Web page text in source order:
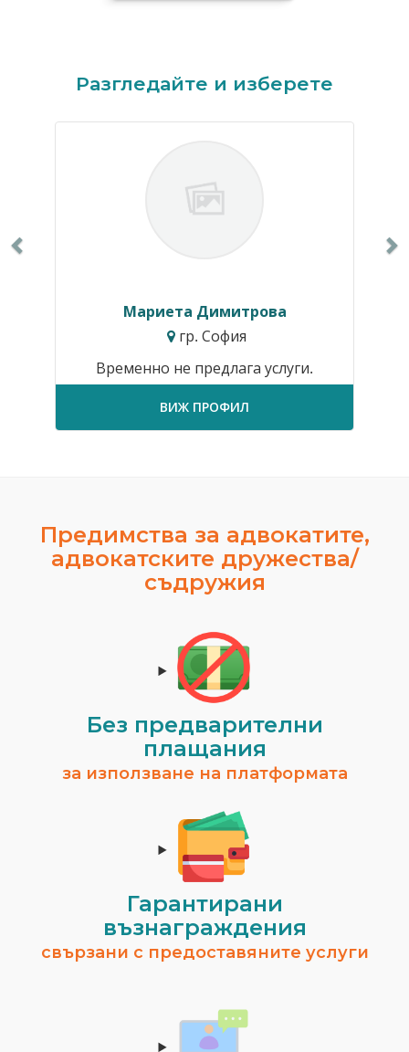
Разгледайте и изберете
Мариета Димитрова
гр. София
Временно не предлага услуги.
ВИЖ ПРОФИЛ
Предимства за адвокатите,
адвокатските дружества/
съдружия
Без предварителни
плащания
за използване на платформата
Гарантирани
възнаграждения
свързани с предоставяните услуги